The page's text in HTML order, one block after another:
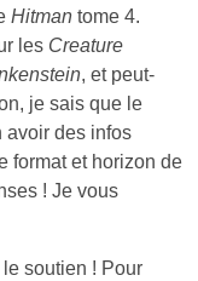
Hitman tome 4.
les Creature
, et peut-
je sais que le
avoir des infos
format et horizon de
! Je vous
soutien ! Pour